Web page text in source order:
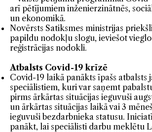
arī pētījumiem inženierzinātnēs,
un ekonomikā.
Novērsts Satiksmes ministrijas
papildu nodokļu slogu, ieviešot
reģistrācijas nodokli.
Atbalsts Covid-19 krīzē
Covid-19 laikā panākts īpašs atbalsts
speciālistiem, kuri var saņemt
pirms ārkārtas situācijas ieguvuši
un ārkārtas situācijas laikā vai 3
ieguvuši bezdarbnieka statusu.
panākt, lai speciālisti darbu meklētu